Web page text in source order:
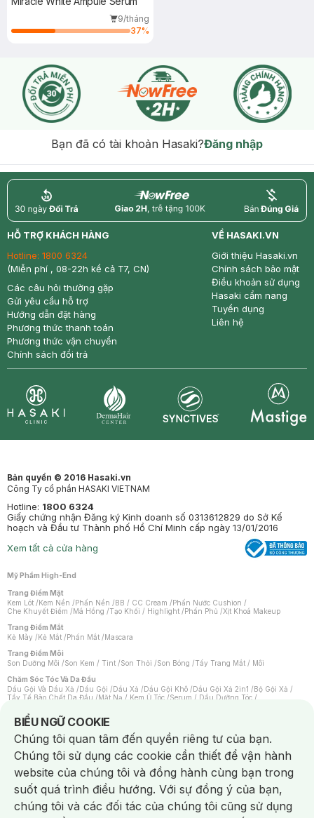
9/tháng
37%
Bạn đã có tài khoản Hasaki?Đăng nhập
return nowfree price
HỖ TRỢ KHÁCH HÀNG
Hotline: 1800 6324
(Miễn phí , 08-22h kể cả T7, CN)
Các câu hỏi thường gặp
Gửi yêu cầu hỗ trợ
Hướng dẫn đặt hàng
Phương thức thanh toán
Phương thức vận chuyển
Chính sách đổi trả
VỀ HASAKI.VN
Giới thiệu Hasaki.vn
Chính sách bảo mật
Điều khoản sử dụng
Hasaki cẩm nang
Tuyển dụng
Liên hệ
Bản quyền © 2016 Hasaki.vn
Công Ty cổ phần HASAKI VIETNAM
Hotline: 1800 6324
Giấy chứng nhận Đăng ký Kinh doanh số 0313612829 do Sở Kế
hoạch và Đầu tư Thành phố Hồ Chí Minh cấp ngày 13/01/2016
Xem tất cả cửa hàng
Mỹ Phẩm High-End
Trang Điểm Mặt
Kem Lót /Kem Nền /Phấn Nền /BB / CC Cream /Phấn Nước Cushion /
Che Khuyết Điểm /Má Hồng /Tạo Khối / Highlight /Phấn Phủ /Xịt Khoá Makeup
Trang Điểm Mắt
Kẻ Mày /Kẻ Mắt /Phấn Mắt /Mascara
Trang Điểm Môi
Son Dưỡng Môi /Son Kem / Tint /Son Thỏi /Son Bóng /Tẩy Trang Mắt / Môi
Chăm Sóc Tóc Và Da Đầu
Dầu Gội Và Dầu Xả /Dầu Gội /Dầu Xả /Dầu Gội Khô /Dầu Gội Xả 2in1 /Bộ Gội Xả /
Tẩy Tế Bào Chết Da Đầu /Mặt Nạ / Kem Ủ Tóc /Serum / Dầu Dưỡng Tóc /
Máy Sấy Tóc
Lược
Kem Tẩy Lông/Dụng Cụ Tẩy Lông
Nước Hoa
Nước Hoa Nam Nước Hoa Cao Cấp Xịt Thơm Toàn Thân
Nước Hoa Vùng Kín
Chăm Sóc Cá Nhân
Chống Muỗi
Khẩu Trang Máy Massage Mặt Nạ Xông Hơi/Nước Rửa Tay
Sản Phẩm Chăm Sóc Khác/ Bàn Chải Đánh Răng /Bàn Chải Điện/
BIỂU NGỮ COOKIE
Notice about cookies usage
Chúng tôi quan tâm đến quyền riêng tư của bạn.
Chúng tôi sử dụng các cookie cần thiết để vận hành
website của chúng tôi và đồng hành cùng bạn trong
suốt quá trình điều hướng. Với sự đồng ý của bạn,
chúng tôi và các đối tác của chúng tôi cũng sử dụng